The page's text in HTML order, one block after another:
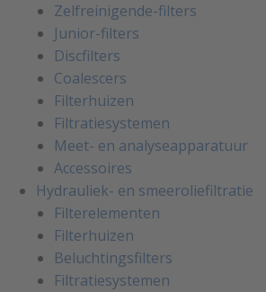
Zelfreinigende-filters
Junior-filters
Discfilters
Coalescers
Filterhuizen
Filtratiesystemen
Meet- en analyseapparatuur
Accessoires
Hydrauliek- en smeeroliefiltratie
Filterelementen
Filterhuizen
Beluchtingsfilters
Filtratiesystemen